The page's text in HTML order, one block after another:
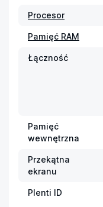
Procesor
Pamięć RAM
Łączność
Pamięć
wewnętrzna
Przekątna
ekranu
Plenti ID